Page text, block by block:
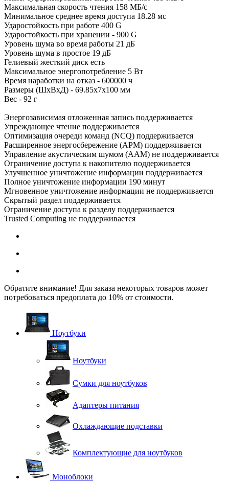
Максимальная скорость чтения 158 МБ/с
Минимальное среднее время доступа 18.28 мс
Ударостойкость при работе 400 G
Ударостойкость при хранении - 900 G
Уровень шума во время работы 21 дБ
Уровень шума в простое 19 дБ
Гелиевый жесткий диск есть
Максимальное энергопотребление 5 Вт
Время наработки на отказ - 600000 ч
Размеры (ШхВхД) - 69.85x7x100 мм
Вес - 92 г
Энергозависимая отложенная запись поддерживается
Упреждающее чтение поддерживается
Оптимизация очереди команд (NCQ) поддерживается
Расширенное энергосбережение (APM) поддерживается
Управление акустическим шумом (AAM) не поддерживается
Ограничение доступа к накопителю поддерживается
Улучшенное уничтожение информации поддерживается
Полное уничтожение информации 190 минут
Мгновенное уничтожение информации не поддерживается
Скрытый раздел поддерживается
Ограничение доступа к разделу поддерживается
Trusted Computing не поддерживается
Обратите внимание! Для заказа некоторых товаров может
потребоваться предоплата до 10% от стоимости.
Ноутбуки
Ноутбуки
Сумки для ноутбуков
Адаптеры питания
Охлаждающие подставки
Комплектующие для ноутбуков
Моноблоки